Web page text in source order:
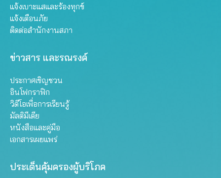
แจ้งเบาะแสและร้องทุกข์
แจ้งเตือนภัย
ติดต่อสำนักงานสภา
ข่าวสาร และรณรงค์
ประกาศเชิญชวน
อินโฟกราฟิก
วิดีโอเพื่อการเรียนรู้
มัลติมีเดีย
หนังสือและคู่มือ
เอกสารเผยแพร่
ประเด็นคุ้มครองผู้บริโภค